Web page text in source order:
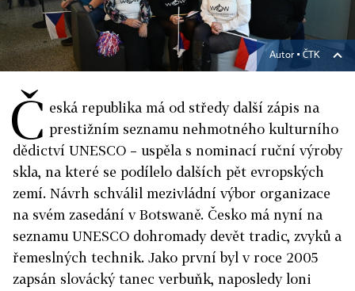
Autor ▪ ČTK
Č eská republika má od středy další zápis na
prestižním seznamu nehmotného kulturního
dědictví UNESCO – uspěla s nominací ruční výroby
skla, na které se podílelo dalších pět evropských
zemí. Návrh schválil mezivládní výbor organizace
na svém zasedání v Botswaně. Česko má nyní na
seznamu UNESCO dohromady devět tradic, zvyků a
řemeslných technik. Jako první byl v roce 2005
zapsán slovácký tanec verbuňk, naposledy loni